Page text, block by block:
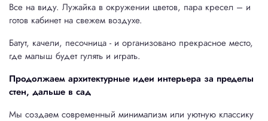
Все на виду. Лужайка в окружении цветов, пара кресел – и
готов кабинет на свежем воздухе.
Батут, качели, песочница - и организовано прекрасное место,
где малыш будет гулять и играть.
Продолжаем архитектурные идеи интерьера за пределы
стен, дальше в сад
Мы создаем современный минимализм или уютную классику